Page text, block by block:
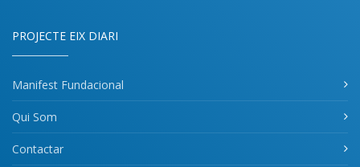
PROJECTE EIX DIARI
Manifest Fundacional
Qui Som
Contactar